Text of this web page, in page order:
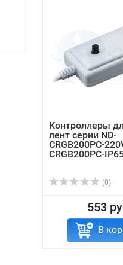
Контроллеры
лент серии ND-
CRGB200PC-
CRGB200PC-
(0)
553
В